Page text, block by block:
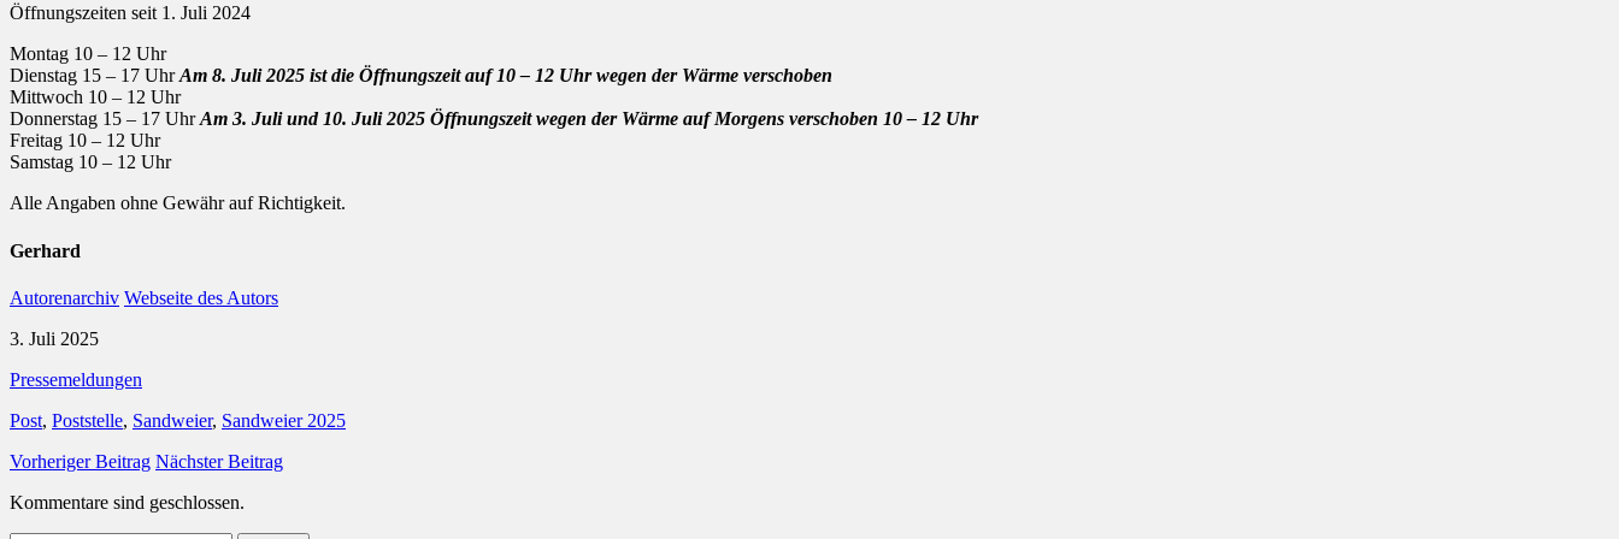
Öffnungszeiten seit 1. Juli 2024
Montag 10 – 12 Uhr
Dienstag 15 – 17 UhrAm 8. Juli 2025 ist die Öffnungszeit auf 10 – 12 Uhr wegen der Wärme verschoben
Mittwoch 10 – 12 Uhr
Donnerstag 15 – 17 UhrAm 3. Juli und 10. Juli 2025 Öffnungszeit wegen der Wärme auf Morgens verschoben 10 – 12 Uhr
Freitag 10 – 12 Uhr
Samstag 10 – 12 Uhr
Alle Angaben ohne Gewähr auf Richtigkeit.
Gerhard
Autorenarchiv Webseite des Autors
3. Juli 2025
Pressemeldungen
Post, Poststelle, Sandweier, Sandweier 2025
Vorheriger Beitrag Nächster Beitrag
Kommentare sind geschlossen.